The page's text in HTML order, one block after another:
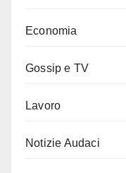
Economia
Gossip e TV
Lavoro
Notizie Audaci